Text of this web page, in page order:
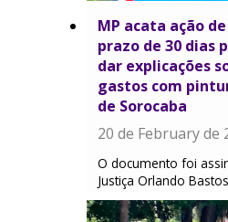
MP acata ação
prazo de 30 dias
dar explicações
gastos com
de Sorocaba
20 de February de
O documento foi
Justiça Orlando